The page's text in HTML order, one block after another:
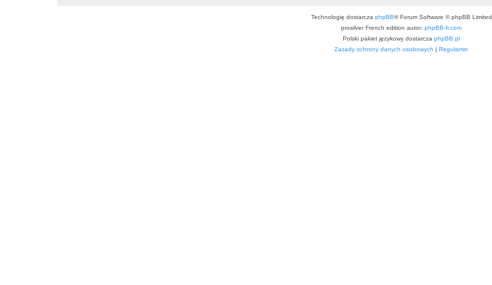
Technologię dostarcza phpBB® Forum Software © phpBB Limited
prosilver French edition autor: phpBB-fr.com
Polski pakiet językowy dostarcza phpBB.pl
Zasady ochrony danych osobowych | Regulamin